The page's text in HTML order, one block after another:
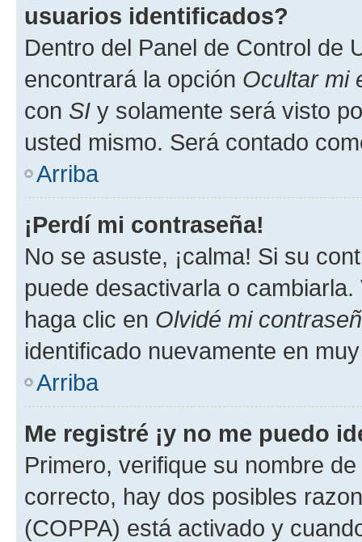
usuarios identificados?
Dentro del Panel de Control de
encontrará la opción Ocultar mi
con SI y solamente será visto
usted mismo. Será contado
Arriba
¡Perdí mi contraseña!
No se asuste, ¡calma! Si su
puede desactivarla o
haga clic en Olvidé mi
identificado nuevamente en
Arriba
Me registré ¡y no me puedo
Primero, verifique su nombre
correcto, hay dos posibles
(COPPA) está activado y